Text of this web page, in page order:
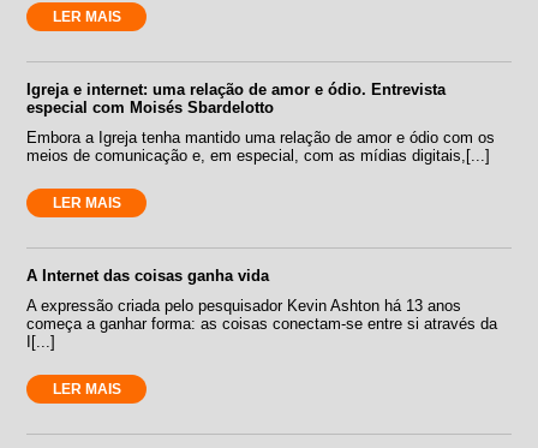
LER MAIS
Igreja e internet: uma relação de amor e ódio. Entrevista
especial com Moisés Sbardelotto
Embora a Igreja tenha mantido uma relação de amor e ódio com os
meios de comunicação e, em especial, com as mídias digitais,[...]
LER MAIS
A Internet das coisas ganha vida
A expressão criada pelo pesquisador Kevin Ashton há 13 anos
começa a ganhar forma: as coisas conectam-se entre si através da
I[...]
LER MAIS